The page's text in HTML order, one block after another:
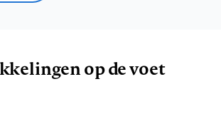
op de voet